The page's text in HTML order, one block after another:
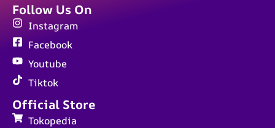
Official Store
Tokopedia
Follow Us On
Instagram
Facebook
Youtube
Tiktok